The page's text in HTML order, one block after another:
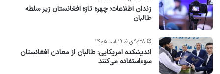
زندان اطلاعات؛ چهره تازه افغانستان زیر سلطه
طالبان
اندیشکده امریکایی: طالبان از معادن افغانستان
سوءاستفاده می‌کنند
۹:۳۸ ق.ظ ۱۹ اسد ۱۴۰۵